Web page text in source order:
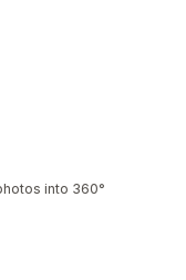
into 360°